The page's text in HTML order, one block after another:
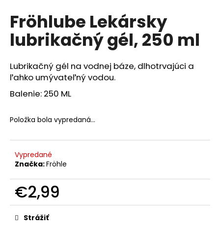
Fröhlube Lekársky
lubrikačný gél, 250 ml
Lubrikačný gél na vodnej báze, dlhotrvajúci a
ľahko umývateľný vodou.
Balenie: 250 ML
Položka bola vypredaná…
Vypredané
Značka:Fröhle
€2,99
Jednotková
cena:Strážiť
O
d
p
o
r
ú
a
m
e
MAGNÉZIUM
-
MAGNÉZIUM
500
MG
145
KAPSÚL